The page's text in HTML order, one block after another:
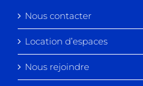
Nous contacter
Location d’espaces
Nous rejoindre